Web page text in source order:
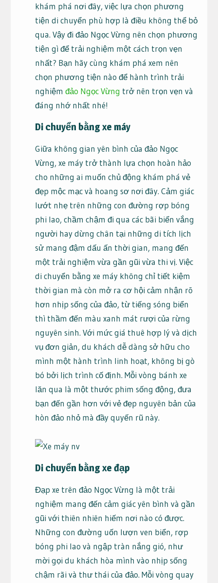
khám phá nơi đây, việc lựa chọn phương
tiện di chuyển phù hợp là điều không thể bỏ
qua. Vậy đi đảo Ngọc Vừng nên chọn phương
tiện gì để trải nghiệm một cách trọn vẹn
nhất? Bạn hãy cùng khám phá xem nên
chọn phương tiện nào để hành trình trải
nghiệm đảo Ngọc Vừng trở nên trọn vẹn và
đáng nhớ nhất nhé!
Di chuyển bằng xe máy
Giữa không gian yên bình của đảo Ngọc
Vừng, xe máy trở thành lựa chọn hoàn hảo
cho những ai muốn chủ động khám phá vẻ
đẹp mộc mạc và hoang sơ nơi đây. Cảm giác
lướt nhẹ trên những con đường rợp bóng
phi lao, chầm chậm đi qua các bãi biển vắng
người hay dừng chân tại những di tích lịch
sử mang đậm dấu ấn thời gian, mang đến
một trải nghiệm vừa gần gũi vừa thi vị. Việc
di chuyển bằng xe máy không chỉ tiết kiệm
thời gian mà còn mở ra cơ hội cảm nhận rõ
hơn nhịp sống của đảo, từ tiếng sóng biển
thì thầm đến màu xanh mát rượi của rừng
nguyên sinh. Với mức giá thuê hợp lý và dịch
vụ đơn giản, du khách dễ dàng sở hữu cho
mình một hành trình linh hoạt, không bị gò
bó bởi lịch trình cố định. Mỗi vòng bánh xe
lăn qua là một thước phim sống động, đưa
bạn đến gần hơn với vẻ đẹp nguyên bản của
hòn đảo nhỏ mà đầy quyến rũ này.
Di chuyển bằng xe đạp
Đạp xe trên đảo Ngọc Vừng là một trải
nghiệm mang đến cảm giác yên bình và gần
gũi với thiên nhiên hiếm nơi nào có được.
Những con đường uốn lượn ven biển, rợp
bóng phi lao và ngập tràn nắng gió, như
mời gọi du khách hòa mình vào nhịp sống
chậm rãi và thư thái của đảo. Mỗi vòng quay